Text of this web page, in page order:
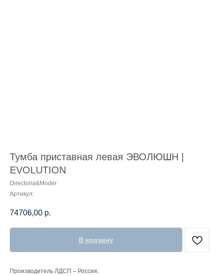
Тумба приставная левая ЭВОЛЮШН |
EVOLUTION
Directoria&Moder
Артикул:
74706,00 р.
В корзину
Производитель ЛДСП – Россия.